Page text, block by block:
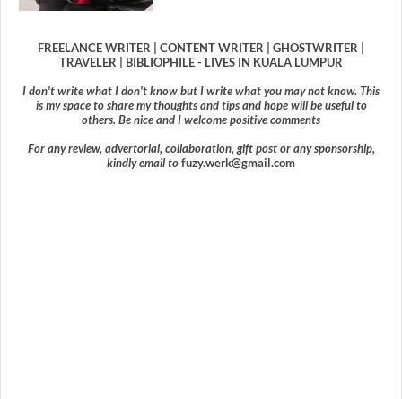
FREELANCE WRITER | CONTENT WRITER | GHOSTWRITER |
TRAVELER | BIBLIOPHILE - LIVES IN KUALA LUMPUR
I don't write what I don't know but I write what you may not know. This
is my space to share my thoughts and tips and hope will be useful to
others. Be nice and I welcome positive comments
For any review, advertorial, collaboration, gift post or any sponsorship,
kindly email tofuzy.werk@gmail.com